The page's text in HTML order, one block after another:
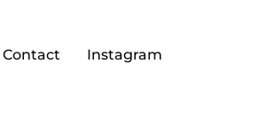
Contact Instagram